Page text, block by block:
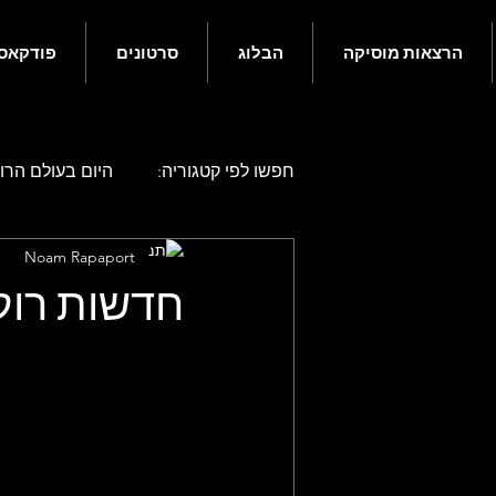
הרצאות מוסיקה הבלוג סרטונים
חפשו לפי קטגוריה: היום בעולם
היום בעולם הרוק - אפריל
חדשות
Noam Rapaport